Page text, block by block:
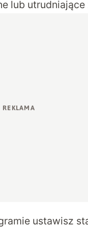
lub utrudniające
ustawisz